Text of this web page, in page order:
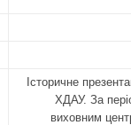
Історичне
ХДАУ. За
виховним